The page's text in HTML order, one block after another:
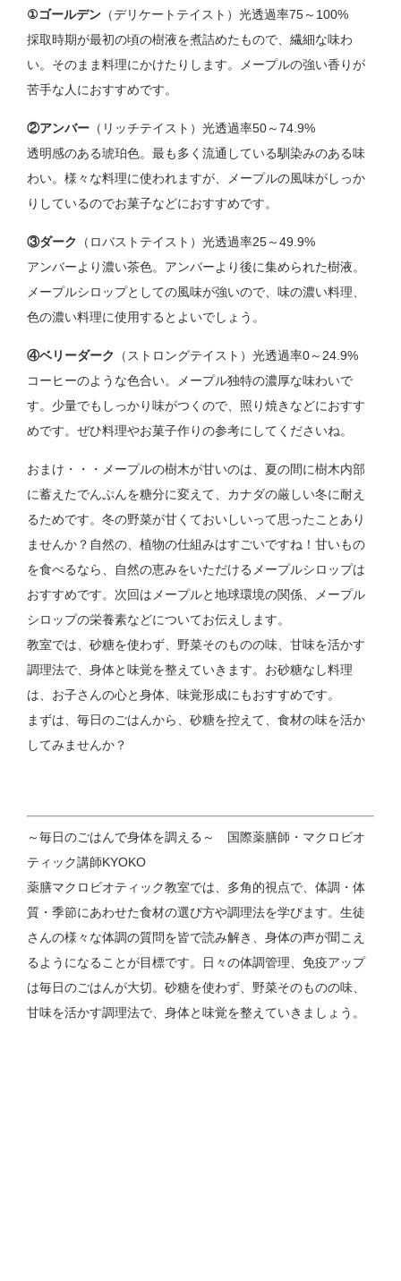
①ゴールデン （デリケートテイスト）光透過率75～100%
採取時期が最初の頃の樹液を煮詰めたもので、繊細な味わ
い。そのまま料理にかけたりします。メープルの強い香りが
苦手な人におすすめです。
②アンバー （リッチテイスト）光透過率50～74.9%
透明感のある琥珀色。最も多く流通している馴染みのある味
わい。様々な料理に使われますが、メープルの風味がしっか
りしているのでお菓子などにおすすめです。
③ダーク
（ロバストテイスト）光透過率25～49.9%
アンバーより濃い茶色。アンバーより後に集められた樹液。
メープルシロップとしての風味が強いので、味の濃い料理、
色の濃い料理に使用するとよいでしょう。
④ベリーダーク
（ストロングテイスト）光透過率0～24.9%
コーヒーのような色合い。メープル独特の濃厚な味わいで
す。少量でもしっかり味がつくので、照り焼きなどにおすす
めです。ぜひ料理やお菓子作りの参考にしてくださいね。
おまけ・・・メープルの樹木が甘いのは、夏の間に樹木内部
に蓄えたでんぷんを糖分に変えて、カナダの厳しい冬に耐え
るためです。冬の野菜が甘くておいしいって思ったことあり
ませんか？自然の、植物の仕組みはすごいですね！甘いもの
を食べるなら、自然の恵みをいただけるメープルシロップは
おすすめです。次回はメープルと地球環境の関係、メープル
シロップの栄養素などについてお伝えします。
教室では、砂糖を使わず、野菜そのものの味、甘味を活かす
調理法で、身体と味覚を整えていきます。お砂糖なし料理
は、お子さんの心と身体、味覚形成にもおすすめです。
まずは、毎日のごはんから、砂糖を控えて、食材の味を活か
してみませんか？
～毎日のごはんで身体を調える～ 国際薬膳師・マクロビオ
ティック講師KYOKO
薬膳マクロビオティック教室では、多角的視点で、体調・体
質・季節にあわせた食材の選び方や調理法を学びます。生徒
さんの様々な体調の質問を皆で読み解き、身体の声が聞こえ
るようになることが目標です。日々の体調管理、免疫アップ
は毎日のごはんが大切。砂糖を使わず、野菜そのものの味、
甘味を活かす調理法で、身体と味覚を整えていきましょう。